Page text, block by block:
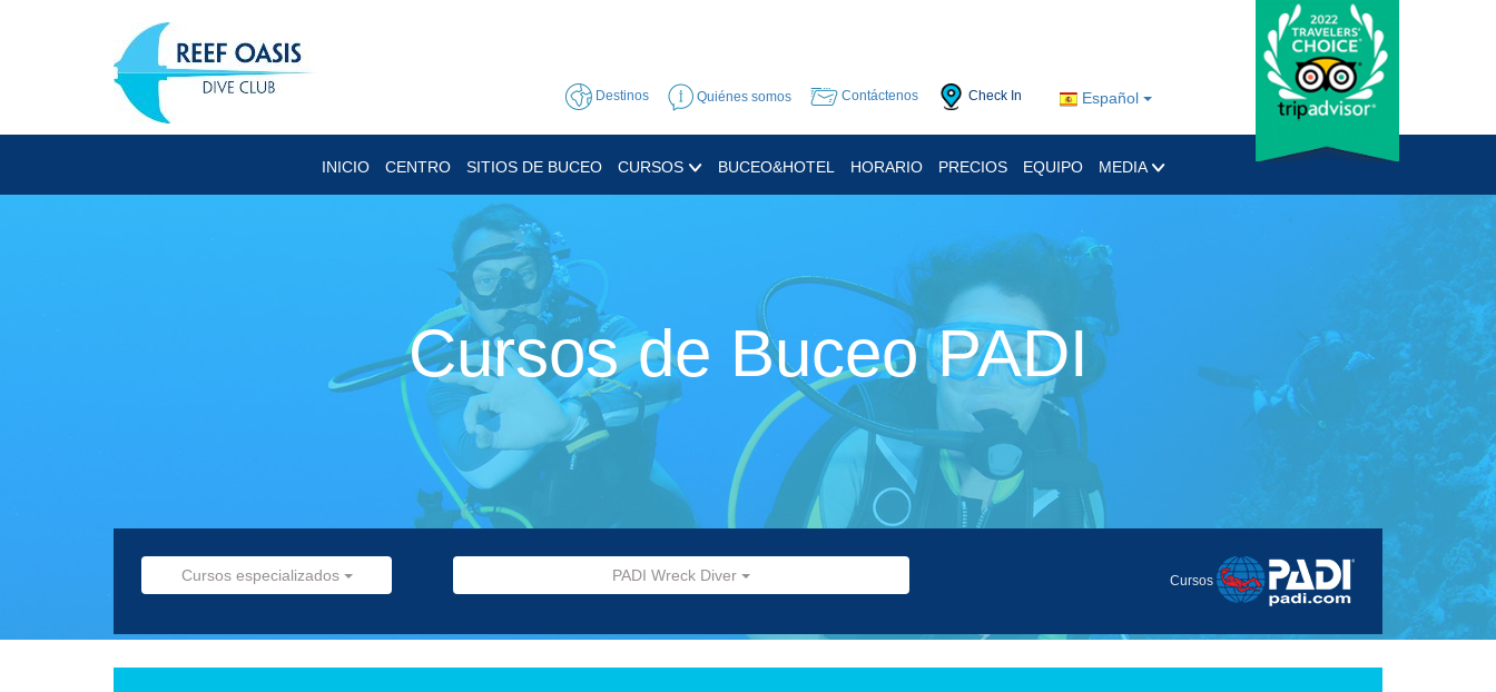
Español
Destinos Quiénes somos Contáctenos Check In
INICIO CENTRO SITIOS DE BUCEO CURSOS BUCEO&HOTEL HORARIO PRECIOS EQUIPO MEDIA
Cursos de Buceo PADI
Cursos especializados PADI Wreck Diver Cursos